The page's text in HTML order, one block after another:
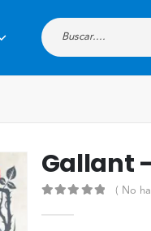
Gallant
( No